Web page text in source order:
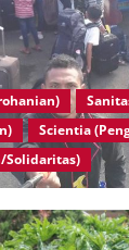
Scientia
Solidaritas)